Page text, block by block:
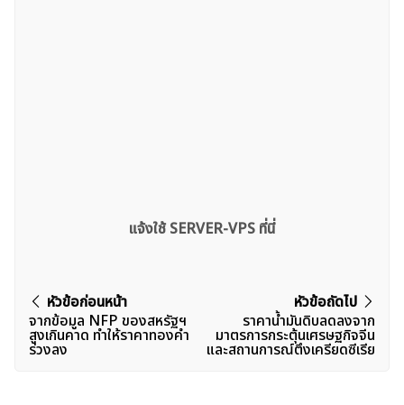
แจ้งใช้ SERVER-VPS ที่นี่
แนะแนว
เรื่อง
หัวข้อก่อนหน้า
จากข้อมูล NFP ของสหรัฐฯ
สูงเกินคาด ทำให้ราคาทองคำ
ร่วงลง
หัวข้อถัดไป
ราคาน้ำมันดิบลดลงจาก
มาตรการกระตุ้นเศรษฐกิจจีน
และสถานการณ์ตึงเครียดซีเรีย